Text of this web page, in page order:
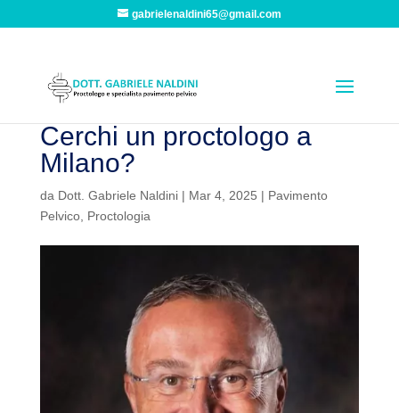
gabrielenaldini65@gmail.com
Cerchi un proctologo a
Milano?
da Dott. Gabriele Naldini| Mar 4, 2025 | Pavimento
Pelvico, Proctologia